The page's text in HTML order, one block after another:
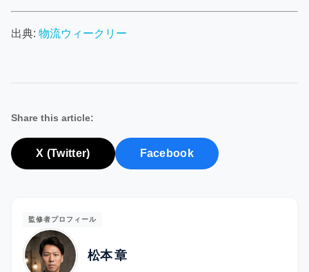
出典: 物流ウィークリー
Share this article:
X (Twitter) Facebook
監修者プロフィール
松本 章